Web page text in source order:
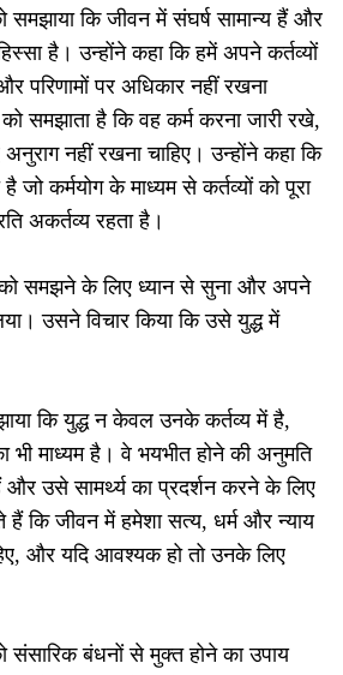
समझाया कि जीवन में संघर्ष सामान्य हैं और
है। उन्होंने कहा कि हमें अपने कर्तव्यों
परिणामों पर अधिकार नहीं रखना
समझाता है कि वह कर्म करना जारी रखे,
नहीं रखना चाहिए। उन्होंने कहा कि
जो कर्मयोग के माध्यम से कर्तव्यों को पूरा
अकर्तव्य रहता है।
को समझने के लिए ध्यान से सुना और अपने
उसने विचार किया कि उसे युद्ध में
कि युद्ध न केवल उनके कर्तव्य में है,
भी माध्यम है। वे भयभीत होने की अनुमति
उसे सामर्थ्य का प्रदर्शन करने के लिए
कि जीवन में हमेशा सत्य, धर्म और न्याय
और यदि आवश्यक हो तो उनके लिए
संसारिक बंधनों से मुक्त होने का उपाय